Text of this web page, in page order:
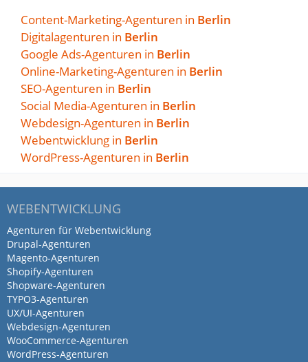
wieder beeindruckt. Abgefahrene witzige
Kampagnen, die echt hängenbleiben. Ob
Sumoringer auf Kingsize-Betten oder
zusammenkomponierte Szenarien aus
Motiven der Weltliteratur, die wissen
immer wieder zu überraschen. Mein Tipp
für Werbung, die sich vom
Hintergrundrauschen definitiv abhebt.
Als Freelancerin hat die
Zusammenarbeit mit lawinenstift
sehr viel…
von Jenny Wolsky · 23. März 2022
Als Freelancerin hat die Zusammenarbeit
mit lawinenstift sehr viel Spaß gemacht.
Super kreative Werbeagentur mit vielen
Ideen und Know-how.
Content-Marketing-Agenturen in Berlin
Digitalagenturen in Berlin
Google Ads-Agenturen in Berlin
Online-Marketing-Agenturen in Berlin
SEO-Agenturen in Berlin
Social Media-Agenturen in Berlin
Webdesign-Agenturen in Berlin
Webentwicklung in Berlin
WordPress-Agenturen in Berlin
WEBENTWICKLUNG
Agenturen für Webentwicklung
Drupal-Agenturen
Magento-Agenturen
Shopify-Agenturen
Shopware-Agenturen
TYPO3-Agenturen
UX/UI-Agenturen
Webdesign-Agenturen
WooCommerce-Agenturen
WordPress-Agenturen